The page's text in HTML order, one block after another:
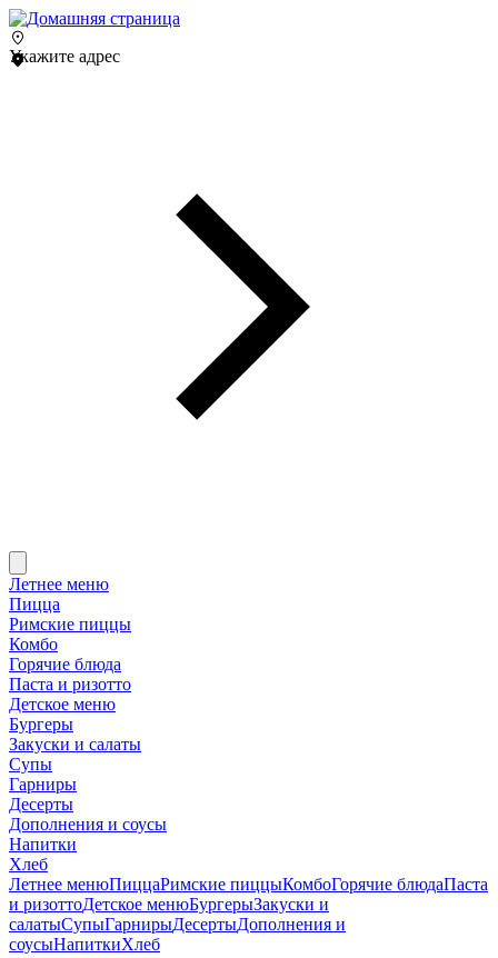
Укажите адрес
Летнее меню
Пицца
Римские пиццы
Комбо
Горячие блюда
Паста и ризотто
Детское меню
Бургеры
Закуски и салаты
Супы
Гарниры
Десерты
Дополнения и соусы
Напитки
Хлеб
Летнее менюПиццаРимские пиццыКомбоГорячие блюдаПаста
и ризоттоДетское менюБургерыЗакуски и
салатыСупыГарнирыДесертыДополнения и
соусыНапиткиХлеб